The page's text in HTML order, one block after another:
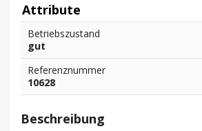
Attribute
Betriebszustand
gut
Referenznummer
10628
Beschreibung